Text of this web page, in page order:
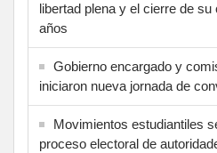
libertad plena y el cierre de
años
Gobierno encargado y
iniciaron nueva jornada de
Movimientos estudiantiles
proceso electoral de